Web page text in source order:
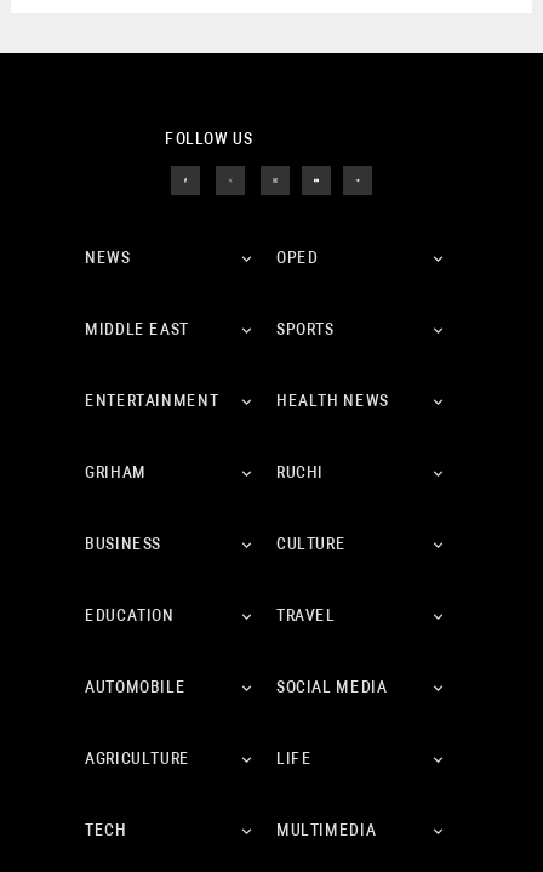
FOLLOW US
NEWS OPED
MIDDLE EAST SPORTS
ENTERTAINMENT HEALTH NEWS
GRIHAM RUCHI
BUSINESS CULTURE
EDUCATION TRAVEL
AUTOMOBILE SOCIAL MEDIA
AGRICULTURE LIFE
TECH MULTIMEDIA